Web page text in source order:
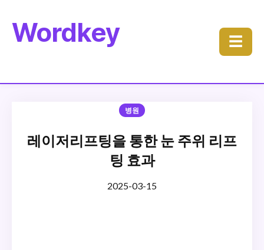
Wordkey ☰
병원
레이저리프팅을 통한 눈 주위 리프
팅 효과
2025-03-15